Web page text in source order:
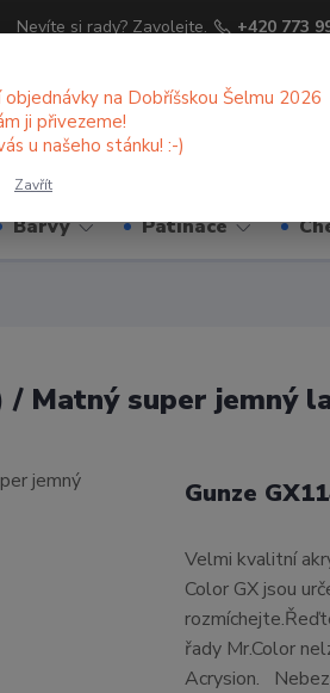
Nevíte si rady? Zavolejte. +420 773
Barvy Patinace
Matný super jemný
Gunze
Velmi kvalitní
Color GX jsou
řady Mr.Color
Acrysion.
na Dobříšskou Šelmu 2026
ji přivezeme!
u našeho stánku! :-)
Zavřít